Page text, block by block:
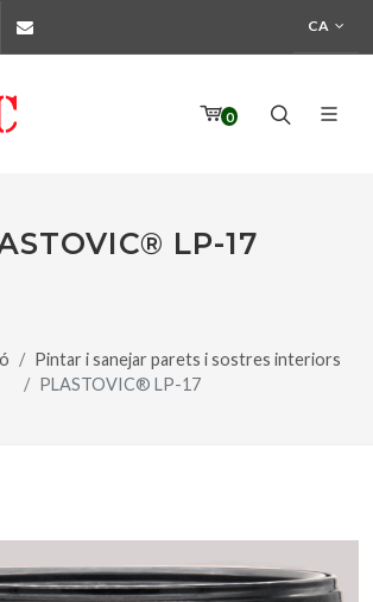
972 170 160 CA
0
LP-17
Pintar i sanejar parets i sostres interiors
PLASTOVIC® LP-17